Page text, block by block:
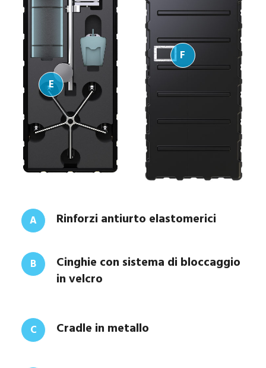
E
F
A Rinforzi antiurto elastomerici
B
Cinghie con sistema di bloccaggio
in velcro
C Cradle in metallo